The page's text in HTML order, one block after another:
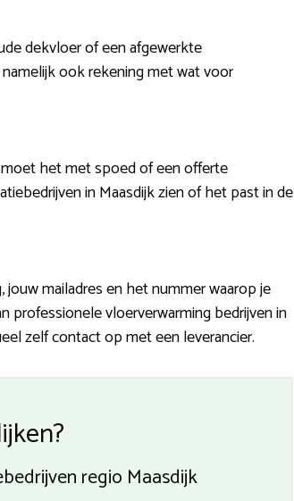
dekvloer of een afgewerkte
ook rekening met wat voor
het met spoed of een offerte
in Maasdijk zien of het past in de
mailadres en het nummer waarop je
professionele vloerverwarming bedrijven in
zelf contact op met een leverancier.
regio Maasdijk